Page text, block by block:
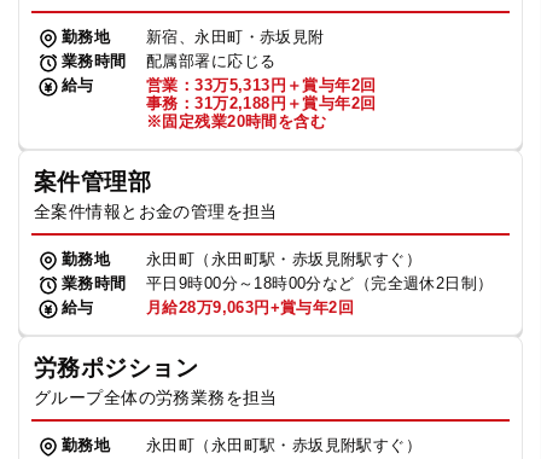
勤務地
新宿、永田町・赤坂見附
業務時間
配属部署に応じる
給与
営業：33万5,313円＋賞与年2回
事務：31万2,188円＋賞与年2回
※固定残業20時間を含む
案件管理部
全案件情報とお金の管理を担当
勤務地
永田町（永田町駅・赤坂見附駅すぐ）
業務時間
平日9時00分～18時00分など（完全週休2日制）
給与
月給28万9,063円+賞与年2回
労務ポジション
グループ全体の労務業務を担当
勤務地
永田町（永田町駅・赤坂見附駅すぐ）